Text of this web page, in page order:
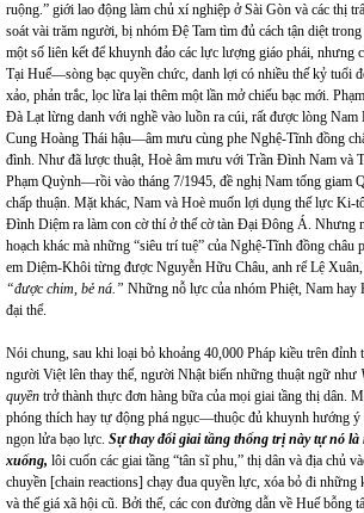
ruộng.” giới lao động làm chủ xí nghiệp ở Sài Gòn và các thị
soát vài trăm người, bị nhóm Đệ Tam tìm đủ cách tận diệt
một số liên kết để khuynh đảo các lực lượng giáo phái, nhưng
Tại Huế—sòng bạc quyền chức, danh lợi có nhiều thế kỷ tuổi
xảo, phản trắc, lọc lừa lại thêm một lần mở chiếu bạc mới.
Đà Lạt lừng danh với nghề vào luồn ra cúi, rất được lòng Nam
Cung Hoàng Thái hậu—âm mưu cùng phe Nghệ-Tĩnh đồng
đình. Như đã lược thuật, Hoè âm mưu với Trần Đình Nam và
Phạm Quỳnh—rồi vào tháng 7/1945, đề nghị Nam tống giam
chấp thuận. Mặt khác, Nam và Hoè muốn lợi dụng thế lực Ki-
Đình Diệm ra làm con cờ thí ở thế cờ tàn Đại Đông Á. Nhưng
hoạch khác mà những “siêu trí tuệ” của Nghệ-Tĩnh đồng châu
em Diệm-Khôi từng được Nguyễn Hữu Châu, anh rể Lệ
“được chim, bẻ ná.” Những nỗ lực của nhóm Phiệt, Nam hay
đại thể.
Nói chung, sau khi loại bỏ khoảng 40,000 Pháp kiều trên đỉnh
người Việt lên thay thế, người Nhật biến những thuật ngữ như
quyền trở thành thực đơn hàng bữa của mọi giai tầng thị dân.
phóng thích hay tự động phá ngục—thuộc đủ khuynh hướng
ngọn lửa bạo lực. Sự thay đổi giai tầng thống trị này tự nó là
xuống, lôi cuốn các giai tầng “tân sĩ phu,” thị dân và địa chủ
chuyền [chain reactions] chạy đua quyền lực, xóa bỏ đi
và thế giá xã hội cũ. Bởi thế, các con đường dẫn về Huế bỗng